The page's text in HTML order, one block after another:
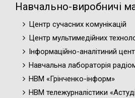
Навчально-виробничі
Центр сучасних комунікацій
Центр мультимедійних
Інформаційно-аналітиний
Навчальна лабораторія
НВМ «Грінченко-інформ»
НВМ тележурналістики